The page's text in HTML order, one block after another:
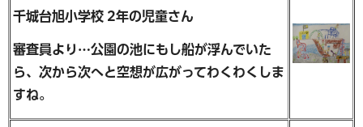
千城台旭小学校 2年の児童さん
審査員より…公園の池にもし船が浮んでいた
ら、次から次へと空想が広がってわくわくしま
すね。